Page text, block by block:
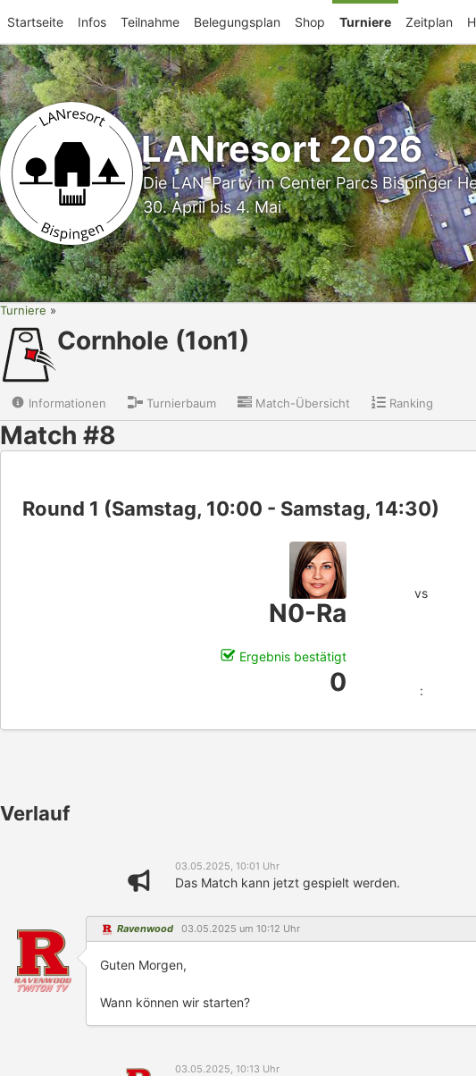
Startseite Infos Teilnahme Belegungsplan Shop Turniere Zeitplan
LANresort 2026
Die LAN-Party im Center Parcs Bispinger
30. April bis 4. Mai
Turniere
Cornhole (1on1)
Informationen Turnierbaum Match-Übersicht Ranking
Match #8
Round 1 (Samstag, 10:00 - Samstag, 14:30)
N0-Ra
vs
Ergebnis bestätigt
0 :
Verlauf
03.05.2025, 10:01 Uhr
Das Match kann jetzt gespielt werden.
Ravenwood 03.05.2025 um 10:12 Uhr
Guten Morgen,
Wann können wir starten?
03.05.2025, 10:13 Uhr